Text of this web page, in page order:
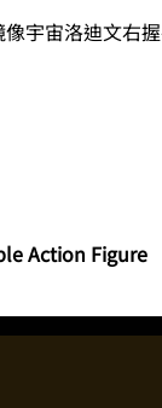
宇宙洛迪文右
Action Figure